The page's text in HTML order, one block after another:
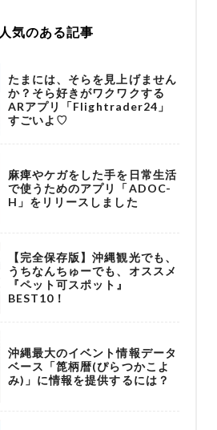
人気のある記事
たまには、そらを見上げません
か？そら好きがワクワクする
ARアプリ「Flightrader24」
すごいよ♡
麻痺やケガをした手を日常生活
で使うためのアプリ「ADOC-
H」をリリースしました
【完全保存版】沖縄観光でも、
うちなんちゅーでも、オススメ
『ペット可スポット』
BEST10！
沖縄最大のイベント情報データ
ベース「箆柄暦(ぴらつかこよ
み)」に情報を提供するには？